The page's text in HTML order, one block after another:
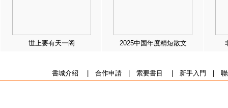
世上要有天一阁 2025中国年度精短散文
書城介紹 合作申請| 索要書目 新手入門